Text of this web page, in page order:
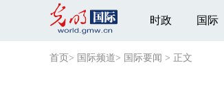
时政 国际
首页 > 国际频道> 国际要闻 > 正文